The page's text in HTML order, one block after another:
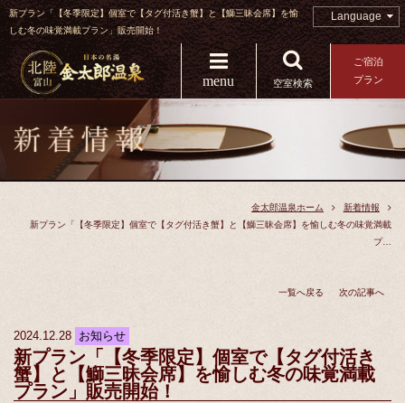
新プラン「【冬季限定】個室で【タグ付活き蟹】と【鰤三昧会席】を愉
しむ冬の味覚満載プラン」販売開始！
Language
menu 空室検索
ご宿泊
プラン
金太郎温泉ホーム
新着情報
新プラン「【冬季限定】個室で【タグ付活き蟹】と【鰤三昧会席】を愉しむ冬の味覚満載
プ…
一覧へ戻る 次の記事へ
2024.12.28 お知らせ
新プラン「【冬季限定】個室で【タグ付活き
蟹】と【鰤三昧会席】を愉しむ冬の味覚満載
プラン」販売開始！